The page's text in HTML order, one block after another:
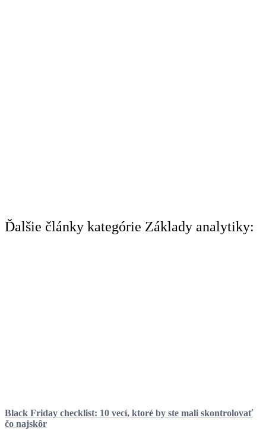
Ďalšie články kategórie Základy analytiky:
Black Friday checklist: 10 vecí, ktoré by ste mali skontrolovať
čo najskôr